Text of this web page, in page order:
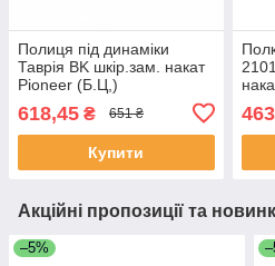
Полиця під динаміки
Таврія BK шкір.зам. накат
Pioneer (Б.Ц,)
618,45 ₴ 651 ₴
Купити
Акційні пропозиції та
–5%